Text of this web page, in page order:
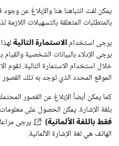
يمكن لفت انتباهنا هنا والإبلاغ عن
بالمتطلبات المتعلقة بالتسهيلات
يرجى استخدامالاستمارة التالية
يرجى الإدلاء بالبيانات الشخصية
خلال استخدام الاستمارة التالية. تقوم
الموقع المحدد الذي توجد به تلك القصور
كما يمكن أيضاً الإبلاغ عن القصور
بلغة الإشارة. يمكن الحصول على
فقط باللغة الألمانية)
. يرجى
الهاتف هي لغة الإشارة الألمانية.